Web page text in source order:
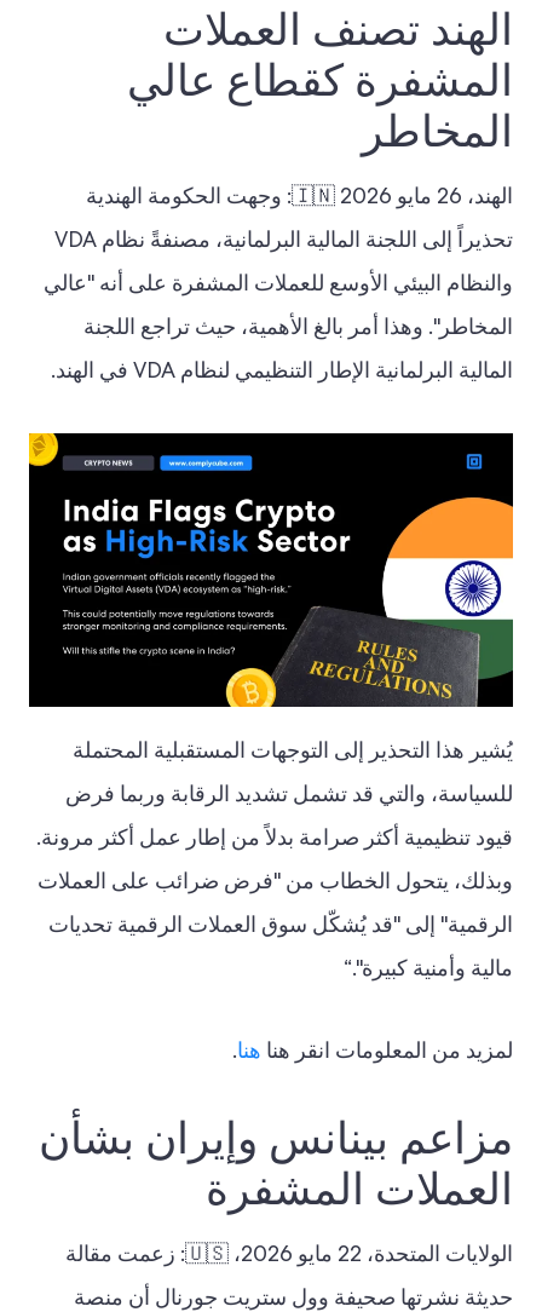
الهند تصنف العملات
المشفرة كقطاع عالي
المخاطر
الهند، 26 مايو 2026 🇮🇳: وجهت الحكومة الهندية
تحذيراً إلى اللجنة المالية البرلمانية، مصنفةً نظام VDA
والنظام البيئي الأوسع للعملات المشفرة على أنه "عالي
المخاطر". وهذا أمر بالغ الأهمية، حيث تراجع اللجنة
المالية البرلمانية الإطار التنظيمي لنظام VDA في الهند.
يُشير هذا التحذير إلى التوجهات المستقبلية المحتملة
للسياسة، والتي قد تشمل تشديد الرقابة وربما فرض
قيود تنظيمية أكثر صرامة بدلاً من إطار عمل أكثر مرونة.
وبذلك، يتحول الخطاب من "فرض ضرائب على العملات
الرقمية" إلى "قد يُشكّل سوق العملات الرقمية تحديات
مالية وأمنية كبيرة".“
لمزيد من المعلومات انقر هنا هنا.
مزاعم بينانس وإيران بشأن
العملات المشفرة
الولايات المتحدة، 22 مايو 2026، 🇺🇸: زعمت مقالة
حديثة نشرتها صحيفة وول ستريت جورنال أن منصة